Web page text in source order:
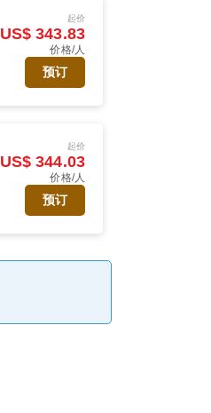
起价
US$ 343.83
价格/人
预订
起价
US$ 344.03
价格/人
预订